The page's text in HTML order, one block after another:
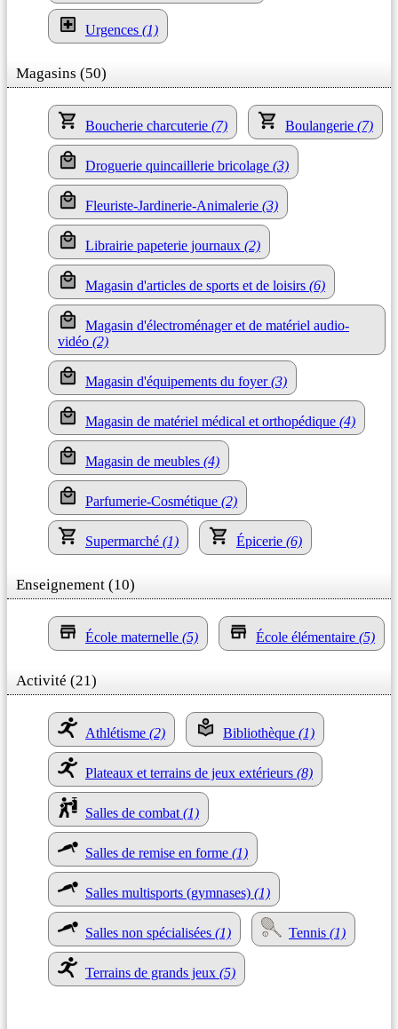
Urgences (1)
Magasins (50)
Boucherie charcuterie (7) Boulangerie (7)
Droguerie quincaillerie bricolage (3)
Fleuriste-Jardinerie-Animalerie (3)
Librairie papeterie journaux (2)
Magasin d'articles de sports et de loisirs (6)
Magasin d'électroménager et de matériel audio-
vidéo (2)
Magasin d'équipements du foyer(3)
Magasin de matériel médical et orthopédique (4)
Magasin de meubles (4)
Parfumerie-Cosmétique (2)
Supermarché (1) Épicerie (6)
Enseignement (10)
École maternelle (5) École élémentaire (5)
Activité (21)
Athlétisme (2) Bibliothèque (1)
Plateaux et terrains de jeux extérieurs (8)
Salles de combat (1)
Salles de remise en forme (1)
Salles multisports (gymnases) (1)
Salles non spécialisées (1) Tennis (1)
Terrains de grands jeux (5)